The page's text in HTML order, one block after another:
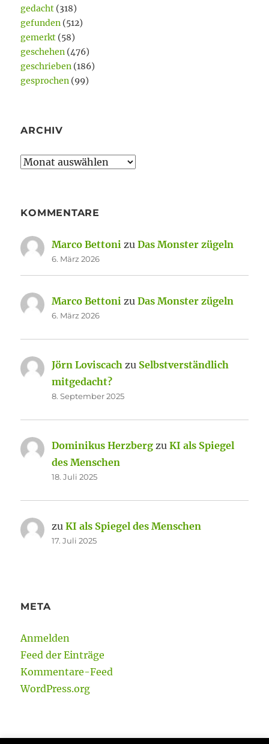
gedacht (318)
gefunden (512)
gemerkt (58)
geschehen (476)
geschrieben (186)
gesprochen (99)
ARCHIV
Archiv
KOMMENTARE
Marco Bettoni zuDas Monster zügeln
6. März 2026
Marco Bettoni zuDas Monster zügeln
6. März 2026
Jörn Loviscach zu Selbstverständlich
mitgedacht?
8. September 2025
Dominikus Herzberg zuKI als Spiegel
des Menschen
18. Juli 2025
zuKI als Spiegel des Menschen
17. Juli 2025
META
Anmelden
Feed der Einträge
Kommentare-Feed
WordPress.org